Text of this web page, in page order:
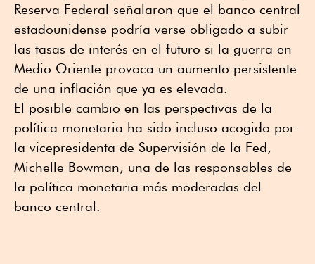
Reserva Federal señalaron que el banco central
estadounidense podría verse obligado a subir
las tasas de interés en el futuro si la guerra en
Medio Oriente provoca un aumento persistente
de una inflación que ya es elevada.
El posible cambio en las perspectivas de la
política monetaria ha sido incluso acogido por
la vicepresidenta de Supervisión de la Fed,
Michelle Bowman, una de las responsables de
la política monetaria más moderadas del
banco central.